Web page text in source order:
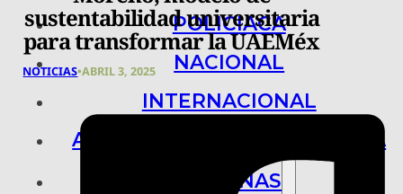
POLICIACA
NACIONAL
INTERNACIONAL
ARTE, CIENCIA Y TECNOLOGÍA
COLUMNAS
sustentabilidad universitaria
para transformar la UAEMéx
NOTICIAS•ABRIL 3, 2025